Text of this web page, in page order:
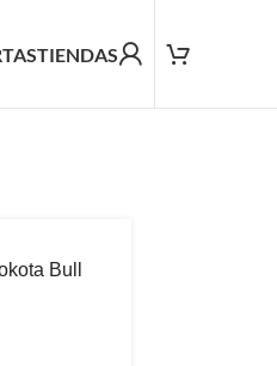
TIENDAS
Bull